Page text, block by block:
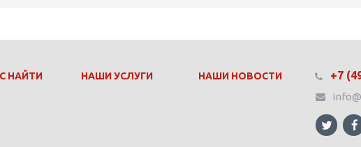
НАЙТИ НАШИ УСЛУГИ НАШИ НОВОСТИ +7